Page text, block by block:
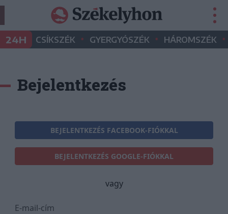
24H CSÍKSZÉK • GYERGYÓSZÉK • HÁROMSZÉK •
Bejelentkezés
BEJELENTKEZÉS FACEBOOK-FIÓKKAL
BEJELENTKEZÉS GOOGLE-FIÓKKAL
vagy
E-mail-cím